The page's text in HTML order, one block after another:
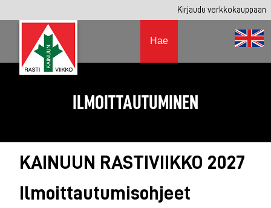
Kirjaudu verkkokauppaan
Hae
ILMOITTAUTUMINEN
KAINUUN RASTIVIIKKO 2027
Ilmoittautumis­ohjeet